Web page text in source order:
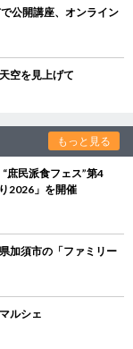
公開講座、オンライン
空を見上げて
もっと見る
民派食フェス”第4
2026」を開催
加須市の「ファミリー
ルシェ